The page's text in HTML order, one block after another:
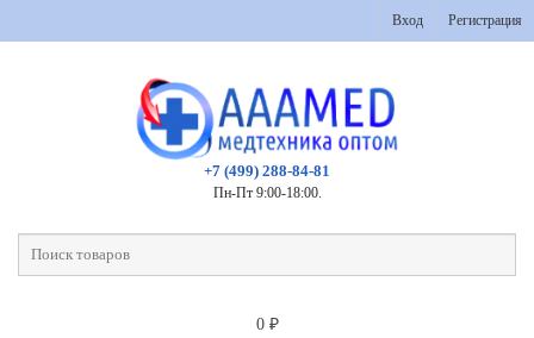
Вход Регистрация
+7 (499) 288-84-81
Пн-Пт 9:00-18:00.
0 ₽